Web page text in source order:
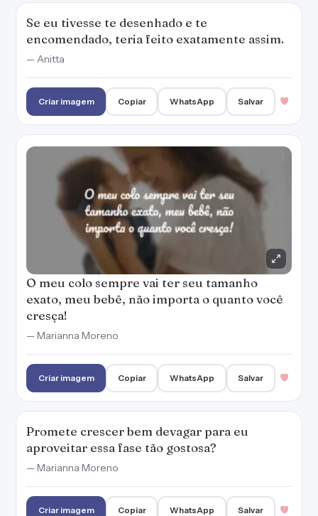
Se eu tivesse te desenhado e te
encomendado, teria feito exatamente assim.
— Anitta
Criar imagem Copiar WhatsApp Salvar
O meu colo sempre vai ter seu tamanho
exato, meu bebê, não importa o quanto você
cresça!
— Marianna Moreno
Criar imagem Copiar WhatsApp Salvar
Promete crescer bem devagar para eu
aproveitar essa fase tão gostosa?
— Marianna Moreno
Criar imagem Copiar WhatsApp Salvar